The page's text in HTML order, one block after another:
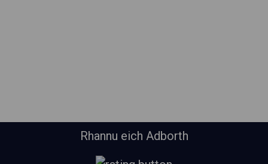
Rhannu eich Adborth